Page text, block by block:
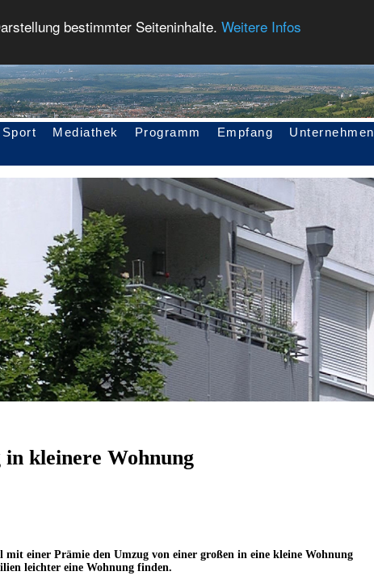
bestimmter Seiteninhalte. Weitere Infos
Sport Mediathek Programm Empfang Unternehmen
kleinere Wohnung
einer Prämie den Umzug von einer großen in eine kleine Wohnung
leichter eine Wohnung finden.